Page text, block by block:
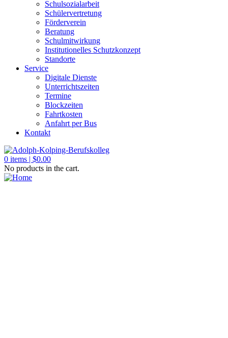
Schulsozialarbeit
Schülervertretung
Förderverein
Beratung
Schulmitwirkung
Institutionelles Schutzkonzept
Standorte
Service
Digitale Dienste
Unterrichtszeiten
Termine
Blockzeiten
Fahrtkosten
Anfahrt per Bus
Kontakt
0 items | $0.00
No products in the cart.